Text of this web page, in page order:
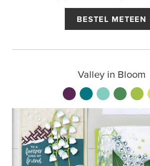
BESTEL METEEN
Valley in Bloom